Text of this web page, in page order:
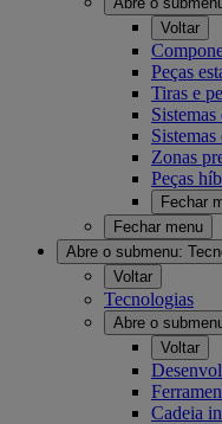
Voltar
Peças
Tiras e
Zonas
Peças
Fechar
Fechar menu
Abre o submenu:
Voltar
Tecnologias
Abre o
Voltar
Cadeia